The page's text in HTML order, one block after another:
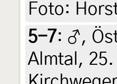
Foto:
5-7: ♂,
Almtal,